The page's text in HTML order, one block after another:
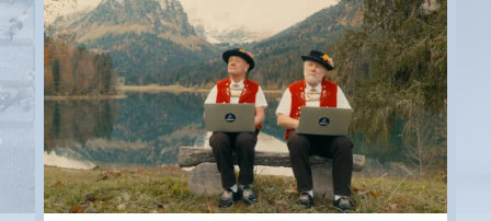
Anwil
Appenzell
Au SG
Baar
Baden
Balsthal
Balzers